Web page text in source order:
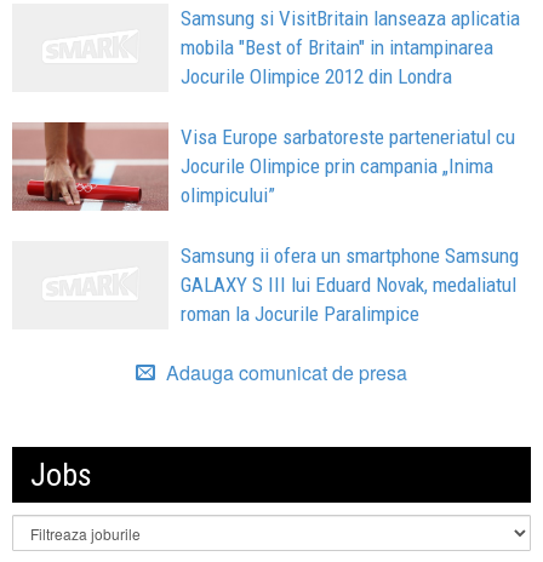
Samsung si VisitBritain lanseaza aplicatia
mobila "Best of Britain" in intampinarea
Jocurile Olimpice 2012 din Londra
Visa Europe sarbatoreste parteneriatul cu
Jocurile Olimpice prin campania „Inima
olimpicului”
Samsung ii ofera un smartphone Samsung
GALAXY S III lui Eduard Novak, medaliatul
roman la Jocurile Paralimpice
Adauga comunicat de presa
Jobs